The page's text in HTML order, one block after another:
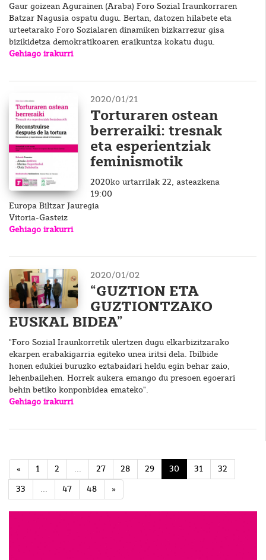
Gaur goizean Agurainen (Araba) Foro Sozial Iraunkorraren
Batzar Nagusia ospatu dugu. Bertan, datozen hilabete eta
urteetarako Foro Sozialaren dinamiken bizkarrezur gisa
bizikidetza demokratikoaren eraikuntza kokatu dugu.
Gehiago irakurri
2020/01/21
Torturaren ostean
berreraiki: tresnak
eta esperientziak
feminismotik
2020ko urtarrilak 22, asteazkena
19:00
Europa Biltzar Jauregia
Vitoria-Gasteiz
Gehiago irakurri
2020/01/02
“GUZTION ETA
GUZTIONTZAKO
EUSKAL BIDEA”
"Foro Sozial Iraunkorretik ulertzen dugu elkarbizitzarako
ekarpen erabakigarria egiteko unea iritsi dela. Ibilbide
honen edukiei buruzko eztabaidari heldu egin behar zaio,
lehenbailehen. Horrek aukera emango du presoen egoerari
behin betiko konponbidea emateko".
Gehiago irakurri
« 1 2 ... 27 28 29 30 31
32
33
... 47 48 »